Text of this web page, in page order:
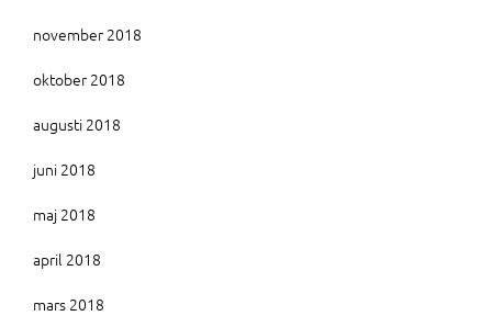
november 2018
oktober 2018
augusti 2018
juni 2018
maj 2018
april 2018
mars 2018